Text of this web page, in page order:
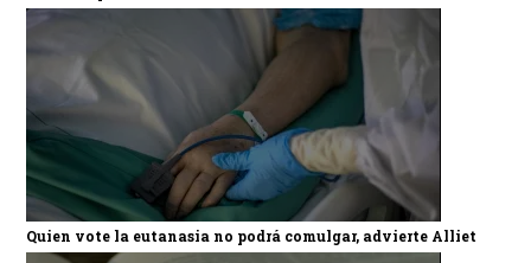
Quien vote la eutanasia no podrá comulgar, advierte Alliet